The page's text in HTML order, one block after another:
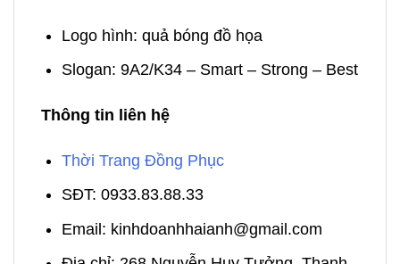
Logo hình: quả bóng đồ họa
Slogan: 9A2/K34 – Smart – Strong – Best
Thông tin liên hệ
Thời Trang Đồng Phục
SĐT: 0933.83.88.33
Email: kinhdoanhhaianh@gmail.com